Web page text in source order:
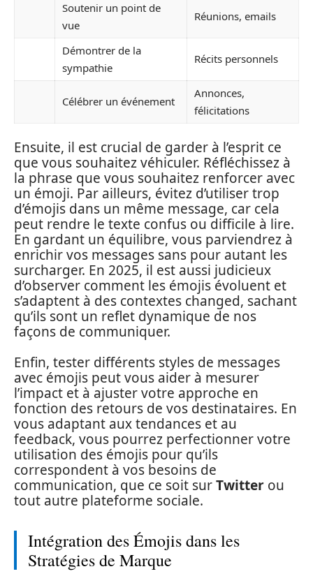
Soutenir un point de
vue
Réunions, emails
Démontrer de la
sympathie
Récits personnels
Célébrer un événement
Annonces,
félicitations
Ensuite, il est crucial de garder à l’esprit ce
que vous souhaitez véhiculer. Réfléchissez à
la phrase que vous souhaitez renforcer avec
un émoji. Par ailleurs, évitez d’utiliser trop
d’émojis dans un même message, car cela
peut rendre le texte confus ou difficile à lire.
En gardant un équilibre, vous parviendrez à
enrichir vos messages sans pour autant les
surcharger. En 2025, il est aussi judicieux
d’observer comment les émojis évoluent et
s’adaptent à des contextes changed, sachant
qu’ils sont un reflet dynamique de nos
façons de communiquer.
Enfin, tester différents styles de messages
avec émojis peut vous aider à mesurer
l’impact et à ajuster votre approche en
fonction des retours de vos destinataires. En
vous adaptant aux tendances et au
feedback, vous pourrez perfectionner votre
utilisation des émojis pour qu’ils
correspondent à vos besoins de
communication, que ce soit surTwitter ou
tout autre plateforme sociale.
Intégration des Émojis dans les
Stratégies de Marque